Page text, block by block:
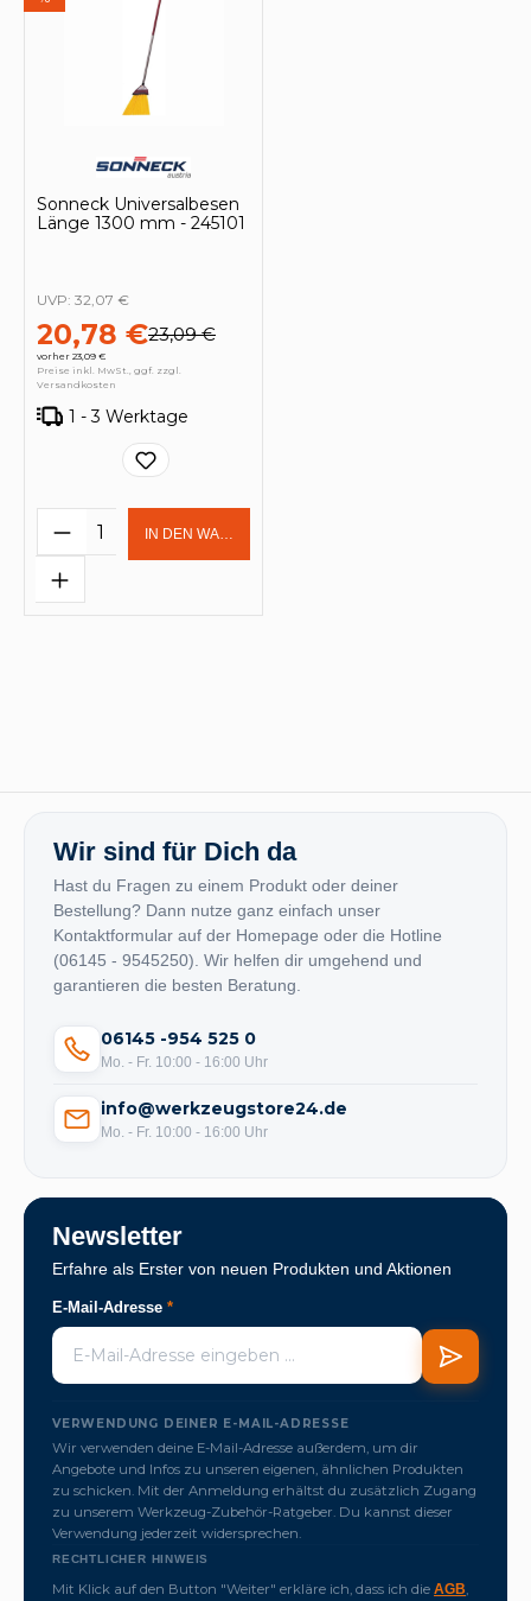
Sonneck Universalbesen
Länge 1300 mm - 245101
20,78 €23,09 €
vorher 23,09 €
UVP: 32,07 €
Preise inkl. MwSt., ggf. zzgl.
Versandkosten
1 - 3 Werktage
Produkt Anzahl: Gib den
IN DEN WARENKORB
Wir sind für Dich da
Hast du Fragen zu einem Produkt oder deiner
Bestellung? Dann nutze ganz einfach unser
Kontaktformular auf der Homepage oder die Hotline
(06145 - 9545250). Wir helfen dir umgehend und
garantieren die besten Beratung.
06145 -954 525 0
Mo. - Fr. 10:00 - 16:00 Uhr
info@werkzeugstore24.de
Mo. - Fr. 10:00 - 16:00 Uhr
Newsletter
Erfahre als Erster von neuen Produkten und Aktionen
E-Mail-Adresse *
VERWENDUNG DEINER E-MAIL-ADRESSE
Wir verwenden deine E-Mail-Adresse außerdem, um dir
Angebote und Infos zu unseren eigenen, ähnlichen Produkten
zu schicken. Mit der Anmeldung erhältst du zusätzlich Zugang
zu unserem Werkzeug-Zubehör-Ratgeber. Du kannst dieser
Verwendung jederzeit widersprechen.
RECHTLICHER HINWEIS
Mit Klick auf den Button "Weiter" erkläre ich, dass ich die AGB,